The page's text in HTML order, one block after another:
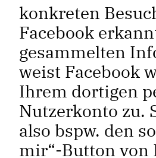
konkreten
Facebook
gesammelten
weist Facebook
Ihrem dortigen
Nutzerkonto zu.
also bspw. den
mir“-Button von